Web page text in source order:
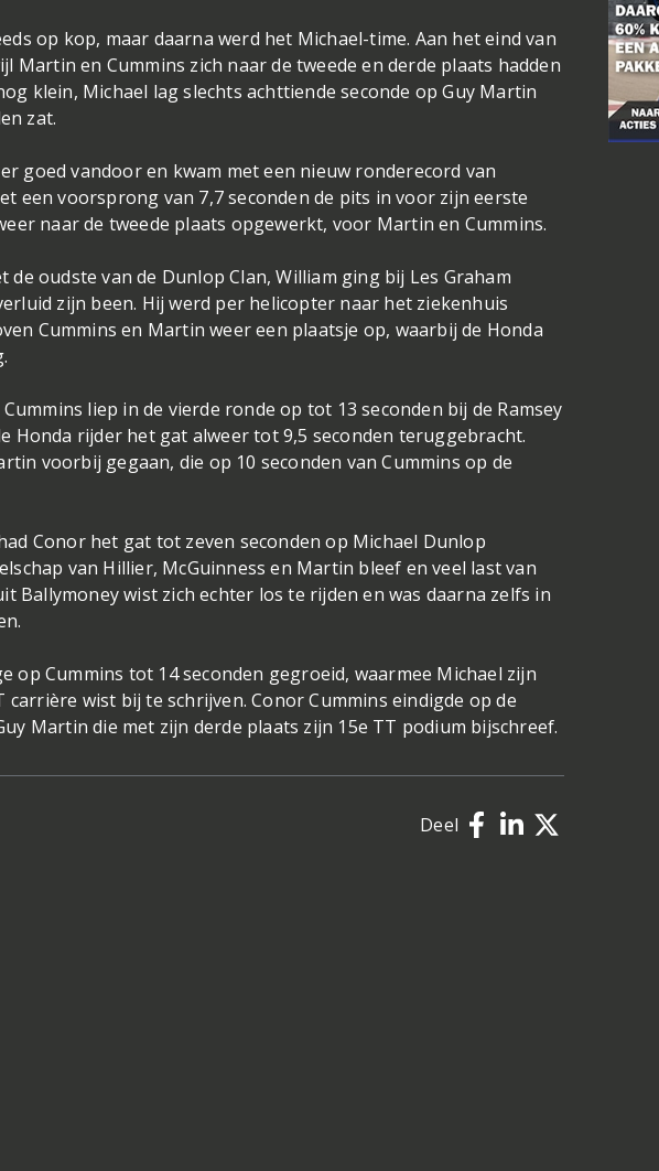
op kop, maar daarna werd het Michael-time. Aan het eind van
Martin en Cummins zich naar de tweede en derde plaats hadden
klein, Michael lag slechts achttiende seconde op Guy Martin
zat.
goed vandoor en kwam met een nieuw ronderecord van
een voorsprong van 7,7 seconden de pits in voor zijn eerste
naar de tweede plaats opgewerkt, voor Martin en Cummins.
oudste van de Dunlop Clan, William ging bij Les Graham
zijn been. Hij werd per helicopter naar het ziekenhuis
Cummins en Martin weer een plaatsje op, waarbij de Honda
liep in de vierde ronde op tot 13 seconden bij de Ramsey
Honda rijder het gat alweer tot 9,5 seconden teruggebracht.
voorbij gegaan, die op 10 seconden van Cummins op de
Conor het gat tot zeven seconden op Michael Dunlop
van Hillier, McGuinness en Martin bleef en veel last van
Ballymoney wist zich echter los te rijden en was daarna zelfs in
op Cummins tot 14 seconden gegroeid, waarmee Michael zijn
wist bij te schrijven. Conor Cummins eindigde op de
Martin die met zijn derde plaats zijn 15e TT podium bijschreef.
Deel